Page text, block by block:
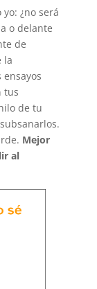
¿no será
o delante
de
la
tus
de tu
Mejor
al